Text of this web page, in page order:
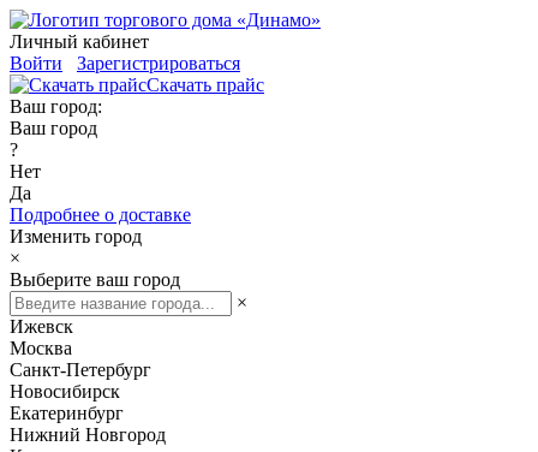
Личный кабинет
Войти
Зарегистрироваться
Скачать прайс
Ваш город:
Ваш город
?
Нет
Да
Подробнее о доставке
Изменить город
×
Выберите ваш город
×
Ижевск
Москва
Санкт-Петербург
Новосибирск
Екатеринбург
Нижний Новгород